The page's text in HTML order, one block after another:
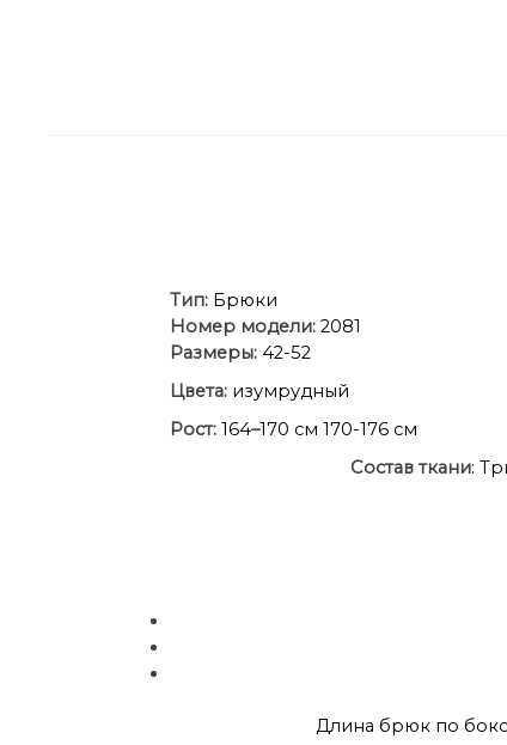
Тип: Брюки
Номер модели: 2081
Размеры: 42-52
Цвета: изумрудный
Рост: 164–170 см 170-176 см
Состав ткани:
Длина брюк по